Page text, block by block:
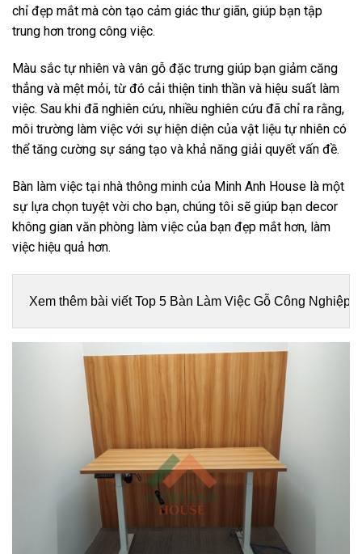
chỉ đẹp mắt mà còn tạo cảm giác thư giãn, giúp bạn tập
trung hơn trong công việc.
Màu sắc tự nhiên và vân gỗ đặc trưng giúp bạn giảm căng
thẳng và mệt mỏi, từ đó cải thiện tinh thần và hiệu suất làm
việc. Sau khi đã nghiên cứu, nhiều nghiên cứu đã chỉ ra rằng,
môi trường làm việc với sự hiện diện của vật liệu tự nhiên có
thể tăng cường sự sáng tạo và khả năng giải quyết vấn đề.
Bàn làm việc tại nhà thông minh của Minh Anh House là một
sự lựa chọn tuyệt vời cho bạn, chúng tôi sẽ giúp bạn decor
không gian văn phòng làm việc của bạn đẹp mắt hơn, làm
việc hiệu quả hơn.
Xem thêm bài viết Top 5 Bàn Làm Việc Gỗ Công Nghiệp